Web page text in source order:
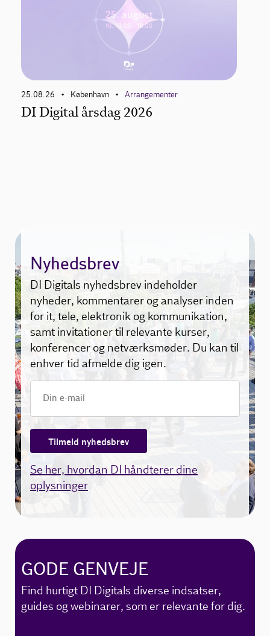
25.08.26 • København • Arrangementer
DI Digital årsdag 2026
Nyhedsbrev
DI Digitals nyhedsbrev indeholder
nyheder, kommentarer og analyser inden
for it, tele, elektronik og kommunikation,
samt invitationer til relevante kurser,
konferencer og netværksmøder. Du kan til
enhver tid afmelde dig igen.
Tilmeld nyhedsbrev
Se her, hvordan DI håndterer dine
oplysninger
GODE GENVEJE
Find hurtigt DI Digitals diverse indsatser,
guides og webinarer, som er relevante for dig.